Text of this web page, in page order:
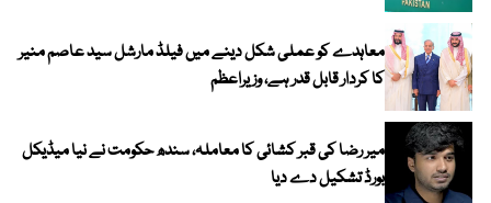
معاہدے کو عملی شکل دینے میں فیلڈ مارشل سید عاصم منیر
کا کردار قابل قدر ہے، وزیراعظم
میر رضا کی قبر کشائی کا معاملہ، سندھ حکومت نے نیا میڈیکل
بورڈ تشکیل دے دیا